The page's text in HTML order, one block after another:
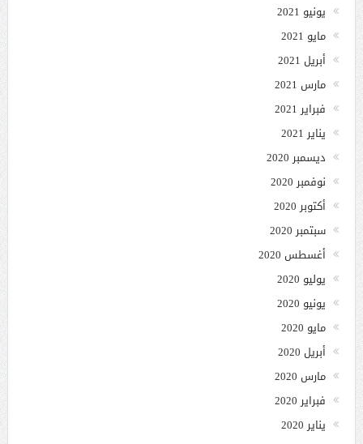
يونيو 2021
مايو 2021
أبريل 2021
مارس 2021
فبراير 2021
يناير 2021
ديسمبر 2020
نوفمبر 2020
أكتوبر 2020
سبتمبر 2020
أغسطس 2020
يوليو 2020
يونيو 2020
مايو 2020
أبريل 2020
مارس 2020
فبراير 2020
يناير 2020